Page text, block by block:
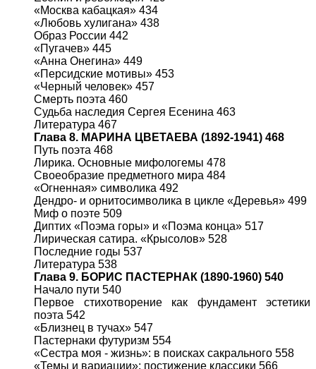
«Москва кабацкая» 434
«Любовь хулигана» 438
Образ России 442
«Пугачев» 445
«Анна Онегина» 449
«Персидские мотивы» 453
«Черный человек» 457
Смерть поэта 460
Судьба наследия Сергея Есенина 463
Литература 467
Глава 8. МАРИНА ЦВЕТАЕВА (1892-1941) 468
Путь поэта 468
Лирика. Основные мифологемы 478
Своеобразие предметного мира 484
«Огненная» символика 492
Дендро- и орнитосимволика в цикле «Деревья» 499
Миф о поэте 509
Диптих «Поэма горы» и «Поэма конца» 517
Лирическая сатира. «Крысолов» 528
Последние годы 537
Литература 538
Глава 9. БОРИС ПАСТЕРНАК (1890-1960) 540
Начало пути 540
Первое стихотворение как фундамент эстетики
поэта 542
«Близнец в тучах» 547
Пастернаки футуризм 554
«Сестра моя - жизнь»: в поисках сакрального 558
«Темы и вариации»: постижение классики 566